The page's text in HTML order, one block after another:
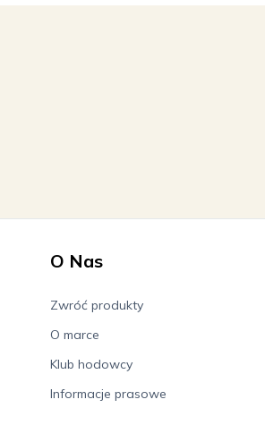
O Nas
Zwróć produkty
O marce
Klub hodowcy
Informacje prasowe